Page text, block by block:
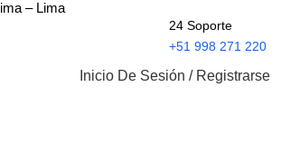
– Lima
24 Soporte
+51 998 271 220
Inicio De Sesión / Registrarse